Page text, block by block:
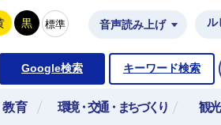
黒 標準 音声読み上げ ル
Google検索 キーワード検索
育 環境・交通・まちづくり 観